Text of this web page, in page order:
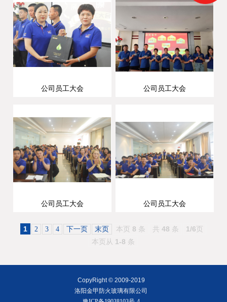
公司员工大会 公司员工大会
公司员工大会 公司员工大会
1 2 3 4 下一页 末页 本页 8 条 共 48 条 1/6页
本页从 1-8 条
CopyRight © 2009-2019
洛阳金甲防火玻璃有限公司